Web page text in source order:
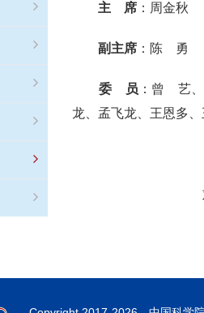
主 席 ：周金秋
副主席 ：陈 勇
委 员 ：曾 艺
龙、孟飞龙、王恩多
刘